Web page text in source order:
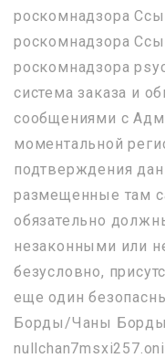
роскомнадзора
роскомнадзора
роскомнадзора
система заказа и
сообщениями с
моментальной
подтверждения
размещенные там
обязательно
незаконными или
безусловно,
еще один
Борды/Чаны